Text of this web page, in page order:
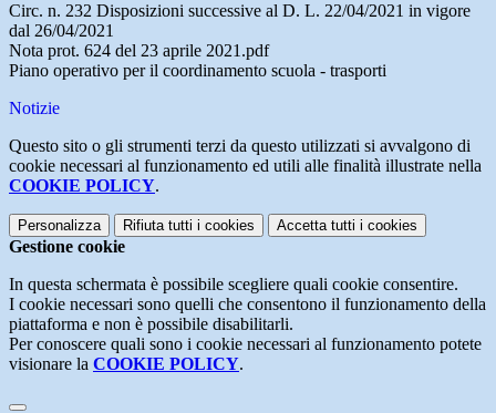
Circ. n. 232 Disposizioni successive al D. L. 22/04/2021 in vigore
dal 26/04/2021
Nota prot. 624 del 23 aprile 2021.pdf
Piano operativo per il coordinamento scuola - trasporti
Notizie
Questo sito o gli strumenti terzi da questo utilizzati si avvalgono di
cookie necessari al funzionamento ed utili alle finalità illustrate nella
COOKIE POLICY.
Personalizza Rifiuta tutti i cookies Accetta tutti i cookies
Gestione cookie
In questa schermata è possibile scegliere quali cookie consentire.
I cookie necessari sono quelli che consentono il funzionamento della
piattaforma e non è possibile disabilitarli.
Per conoscere quali sono i cookie necessari al funzionamento potete
visionare la COOKIE POLICY.